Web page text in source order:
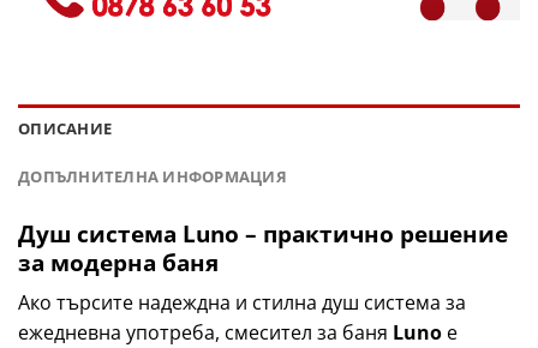
ОПИСАНИЕ
ДОПЪЛНИТЕЛНА ИНФОРМАЦИЯ
Душ система Luno – практично решение
за модерна баня
Ако търсите надеждна и стилна душ система за
ежедневна употреба, смесител за баня Luno е